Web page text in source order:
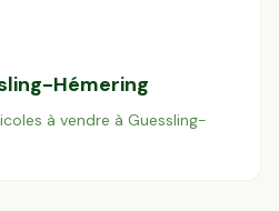
Hémering
à vendre à Guessling-